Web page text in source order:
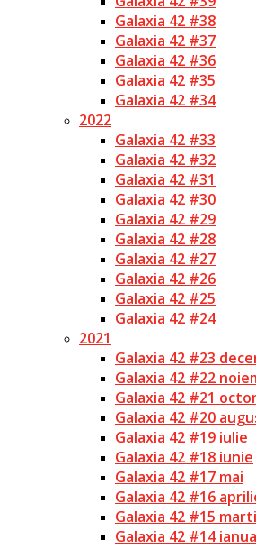
Galaxia 42 #38
Galaxia 42 #37
Galaxia 42 #36
Galaxia 42 #35
Galaxia 42 #34
2022
Galaxia 42 #33
Galaxia 42 #32
Galaxia 42 #31
Galaxia 42 #30
Galaxia 42 #29
Galaxia 42 #28
Galaxia 42 #27
Galaxia 42 #26
Galaxia 42 #25
Galaxia 42 #24
2021
Galaxia 42 #23
Galaxia 42 #22
Galaxia 42 #21
Galaxia 42 #20
Galaxia 42 #19 iulie
Galaxia 42 #18 iunie
Galaxia 42 #17 mai
Galaxia 42 #16
Galaxia 42 #15
Galaxia 42 #14